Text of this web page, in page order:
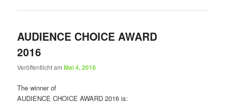
AUDIENCE CHOICE AWARD
2016
Veröffentlicht amMai 4, 2016
The winner of
AUDIENCE CHOICE AWARD 2016 is: